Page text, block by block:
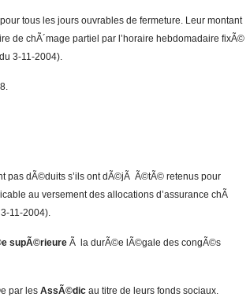
tous les jours ouvrables de fermeture. Leur montant
de chÃ´mage partiel par l’horaire hebdomadaire fixÃ©
3-11-2004).
pas dÃ©duits s’ils ont dÃ©jÃ Ã©tÃ© retenus pour
au versement des allocations d’assurance chÃ
11-2004).
supÃ©rieure Ã la durÃ©e lÃ©gale des congÃ©s
par les AssÃ©dic au titre de leurs fonds sociaux.